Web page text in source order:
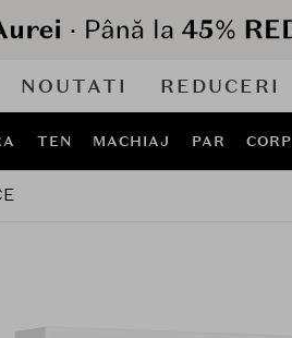
NOUTATI REDUCERI
TEN MACHIAJ PAR CORP